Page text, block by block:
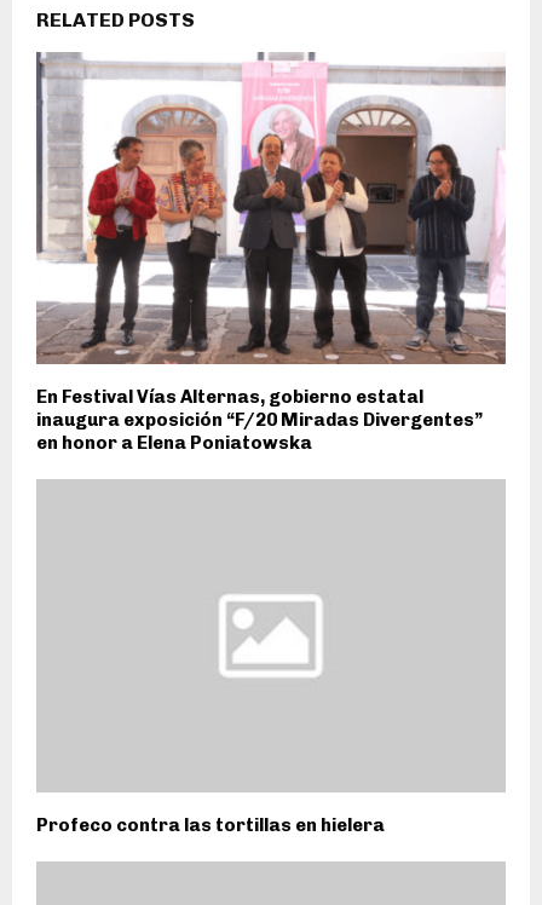
RELATED POSTS
En Festival Vías Alternas, gobierno estatal
inaugura exposición “F/20 Miradas Divergentes”
en honor a Elena Poniatowska
Profeco contra las tortillas en hielera